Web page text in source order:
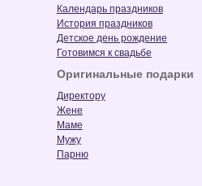
Календарь праздников
История праздников
Детское день рождение
Готовимся к свадьбе
Оригинальные подарки
Директору
Жене
Маме
Мужу
Парню